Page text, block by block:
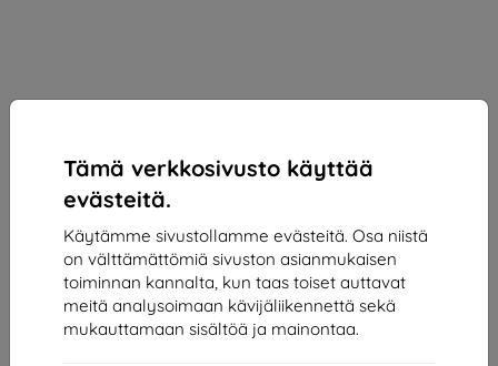
Tämä verkkosivusto käyttää
evästeitä.
Käytämme sivustollamme evästeitä. Osa niistä
on välttämättömiä sivuston asianmukaisen
toiminnan kannalta, kun taas toiset auttavat
meitä analysoimaan kävijäliikennettä sekä
mukauttamaan sisältöä ja mainontaa.
Stereo slúchadlá CELLY BSIDE, 3,5mm jack, flat